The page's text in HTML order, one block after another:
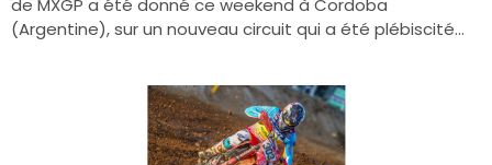
de MXGP a été donné ce weekend à Cordoba
(Argentine), sur un nouveau circuit qui a été plébiscité...